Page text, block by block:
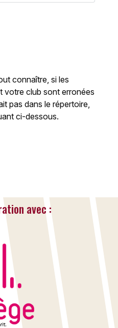
connaître, si les
votre club sont erronées
pas dans le répertoire,
ci-dessous.
avec :